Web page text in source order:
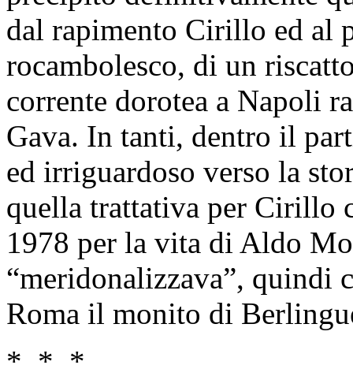
dal rapimento Cirillo ed al
rocambolesco, di un
corrente dorotea a Napoli
Gava. In tanti, dentro il
ed irriguardoso verso la
quella trattativa per Cirillo
1978 per la vita di Aldo
“meridonalizzava”, quindi
Roma il monito di
* * *